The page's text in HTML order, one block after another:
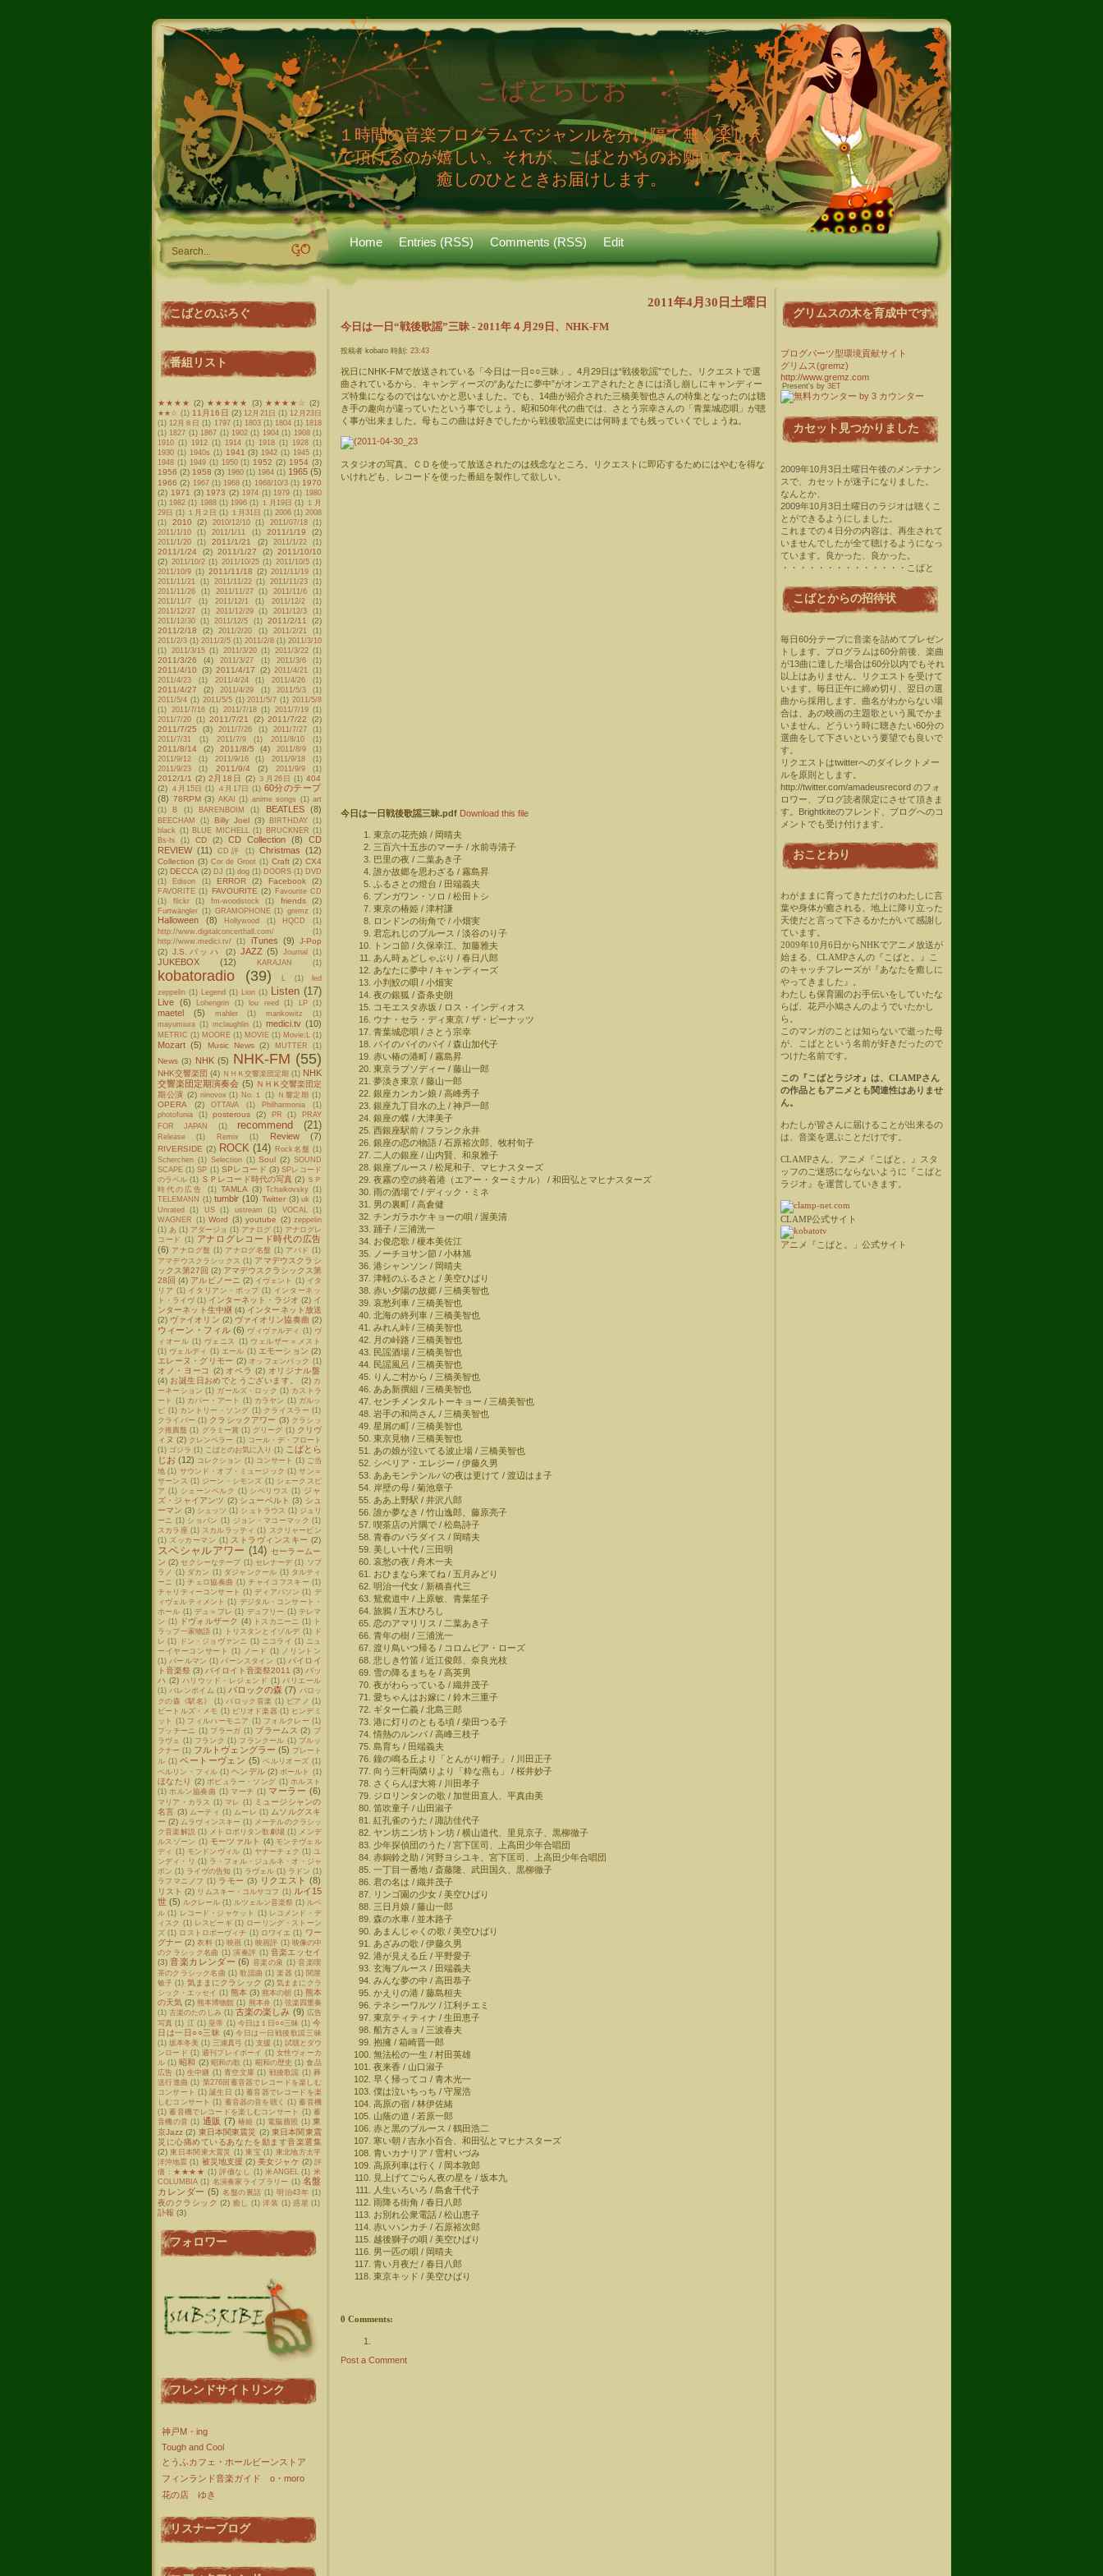
こばとらじお
１時間の音楽プログラムでジャンルを分け隔て無く楽しん
で頂けるのが嬉しい。それが、こばとからのお願いです。
癒しのひとときお届けします。
Home Entries (RSS) Comments (RSS) Edit
こばとのぶろぐ
番組リスト
★★★★ (2) ★★★★★ (3) ★★★★☆ (2)
★★☆ (1) 11月16日 (2) 12月21日 (1) 12月23日
(1) 12月８日 (1) 1797 (1) 1803 (1) 1804 (1) 1818
(1) 1827 (1) 1867 (1) 1902 (1) 1904 (1) 1908 (1)
1910 (1) 1912 (1) 1914 (1) 1918 (1) 1928 (1)
1930 (1) 1940s (1) 1941 (3) 1942 (1) 1945 (1)
1948 (1) 1949 (1) 1950 (1) 1952 (2) 1954 (3)
1956 (2) 1958 (3) 1960 (1) 1964 (1) 1965 (5)
1966 (2) 1967 (1) 1968 (1) 1968/10/3 (1) 1970
(2) 1971 (3) 1973 (2) 1974 (1) 1979 (1) 1980
(1) 1982 (1) 1988 (1) 1996 (1) １月19日 (1) １月
29日 (1) １月２日 (1) １月31日 (1) 2006 (1) 2008
(1)
2010 (2) 2010/12/10 (1) 2011/07/18
(1)
2011/1/10
(1) 2011/1/11 (1) 2011/1/19 (2)
2011/1/20 (1) 2011/1/21 (2) 2011/1/22 (1)
2011/1/24 (2) 2011/1/27 (2) 2011/10/10
(2) 2011/10/2 (1) 2011/10/25 (1) 2011/10/5 (1)
2011/10/9 (1) 2011/11/18 (2) 2011/11/19 (1)
2011/11/21
(1) 2011/11/22 (1) 2011/11/23
(1)
2011/11/26
(1) 2011/11/27 (1) 2011/11/6
(1)
2011/11/7
(1) 2011/12/1 (1) 2011/12/2
(1)
2011/12/27
(1) 2011/12/29 (1) 2011/12/3
(1)
2011/12/30
(1) 2011/12/5 (1) 2011/2/11
(2)
2011/2/18
(2) 2011/2/20 (1) 2011/2/21
(1)
2011/2/3 (1) 2011/2/5 (1) 2011/2/8 (1) 2011/3/10
(1) 2011/3/15 (1) 2011/3/20 (1) 2011/3/22 (1)
2011/3/26 (4) 2011/3/27 (1) 2011/3/6 (1)
2011/4/10 (3) 2011/4/17 (2) 2011/4/21
(1)
2011/4/23
(1) 2011/4/24 (1) 2011/4/26 (1)
2011/4/27 (2) 2011/4/29 (1) 2011/5/3
(1)
2011/5/4 (1) 2011/5/5 (1) 2011/5/7 (1) 2011/5/8
(1) 2011/7/16 (1) 2011/7/18 (1) 2011/7/19 (1)
2011/7/20 (1) 2011/7/21 (2) 2011/7/22
(2)
2011/7/25
(3) 2011/7/26 (1) 2011/7/27
(1)
2011/7/31
(1) 2011/7/9 (1) 2011/8/10 (1)
2011/8/14 (2) 2011/8/5 (4) 2011/8/9
(1)
2011/9/12
(1) 2011/9/16 (1) 2011/9/18
(1)
2011/9/23
(1) 2011/9/4 (2) 2011/9/9 (1)
2012/1/1 (2) 2月18日 (2) ３月26日 (1) 404
(2) ４月15日 (1) ４月17日 (1) 60分のテープ
(8) 78RPM (3) AKAI (1) anime songs (1) art
(1)
B (1) BARENBOIM (1) BEATLES (8)
BEECHAM (1) Billy Joel (3) BIRTHDAY (1)
black (1) BLUE MICHELL (1) BRUCKNER (1)
Bs-hi
(1) CD (2) CD Collection (8)
CD
REVIEW (11) CD評 (1) Christmas (12)
Collection (3) Cor de Groot (1) Craft (2) CX4
(2) DECCA (2) DJ (1) dog (1) DOORS (1) DVD
(1)
Edison (1) ERROR (2) Facebook (2)
FAVORITE (1) FAVOURITE (2) Favourite CD
(1)
flickr (1) fm-woodstock (1) friends (2)
Furtwängler (1) GRAMOPHONE (1) gremz (1)
Halloween (8) Hollywood (1) HQCD
(1)
http://www.digitalconcerthall.com/
(1)
http://www.medici.tv/
(1) iTunes (9)
J-Pop
(2) J.S.バッハ (2) JAZZ (5) Journal (1)
JUKEBOX (12) KARAJAN (1)
kobatoradio (39) (1)
led
zeppelin (1) Legend (1) Lion (1) Listen (17)
Live (6) Lohengrin (1) lou reed (1) LP (1)
maetel (5) mahler (1) mankowitz
(1)
mayumiura (1) mclaughlin (1) medici.tv (10)
METRIC (1) MOORE (1) MOVIE (1) Movie:L (1)
Mozart (5) Music News (2) MUTTER (1)
News (3) NHK (5) NHK-FM (55)
NHK交響楽団 (4) ＮＨＫ交響楽団定期 (1) NHK
交響楽団定期演奏会 (5) ＮＨＫ交響楽団定
期公演 (2) ninovox (1) No.１ (1) Ｎ響定期 (1)
OPERA (2) OTTAVA (1) Philharmonia
(1)
photofunia
(1) posterous (2) PR (1)
PRAY
FOR JAPAN
(1) recommend (21)
Release (1) Remix (1) Review (7)
RIVERSIDE (2) ROCK (14) Rock名盤 (1)
Scherchen (1) Selection (1) Soul (2) SOUND
SCAPE (1) SP (1) SPレコード (3) SPレコード
のラベル (1) ＳＰレコード時代の写真 (2) ＳＰ
時代の広告
(1) TAMLA (3) Tchaikovsky (1)
TELEMANN (1) tumblr (10) Twitter (3) uk (1)
Unrated
(1) US (1) ustream (1) VOCAL
(1)
WAGNER (1) Word (3) youtube (2) zeppelin
(1) あ (1) アダージョ (1) アナログ (1) アナログレ
コード (1) アナログレコード時代の広告
(6) アナログ盤 (1) アナログ名盤 (1) アバド (1)
アマデウスクラシックス (1) アマデウスクラシ
ックス第27回 (2) アマデウスクラシックス第
28回 (4) アルビノーニ (2) イヴェント (1) イタ
リア (1) イタリアン・ポップ (1) インターネッ
ト・ライヴ (1) インターネット・ラジオ (2) イ
ンターネット生中継 (4) インターネット放送
(2) ヴァイオリン (2) ヴァイオリン協奏曲 (2)
ウィーン・フィル (6) ヴィヴァルディ (1) ヴ
ィオール (1) ヴェニス (1) ウェルザー＝メスト
(1) ヴェルディ (1) エール (1) エモーション (2)
エレーヌ・グリモー (2) オッフェンバック (1)
オノ・ヨーコ (2) オペラ (2) オリジナル盤
(4) お誕生日おめでとうございます。 (2) カ
ーネーション (1) ガールズ・ロック (1) カストラ
ート (1) カバー・アート (1) カラヤン (1) ガルッ
ピ (1) カントリー・ソング (1) クライスラー (1)
クライバー (1) クラシックアワー (3) クラシッ
ク推薦盤 (1) グラミー賞 (1) グリーグ (1) クリヴ
ィヌ (2) クレンペラー (1) コール・デ・フロート
(1) ゴジラ (1) こばとのお気に入り (1) こばとら
じお (12) コレクション (1) コンサート (1) ご当
地 (1) サウンド・オブ・ミュージック (1) サン＝
サーンス (1) ジーン・シモンズ (1) シェークスピ
ア (1) シェーンベルク (1) シベリウス (1) ジャ
ズ・ジャイアンツ (2) シューベルト (3) シュ
ーマン (3) シュッツ (1) シュトラウス (1) ジュリ
ーニ
(1) ショパン (1) ジョン・マコーマック (1)
スカラ座 (1) スカルラッティ (1) スクリャービン
(1) ズッカーマン (1) ストラヴィンスキー (2)
スペシャルアワー (14) セーラームー
ン (2) セクシーなテープ (1) セレナーデ (1) ソプ
ラノ (1) ダカン (1) ダジャンクール (1) タルティ
ーニ
(1) チェロ協奏曲 (1) チャイコフスキー (1)
チャリティーコンサート (1) ディアパソン (1) デ
ィヴェルティメント (1) デジタル・コンサート・
ホール (1) デュ＝プレ (1) デュフリー (1) テレマ
ン (1) ドヴォルザーク (4) トスカニーニ (1) ト
ラップ一家物語 (1) トリスタンとイゾルデ (1)
ド
レ (1) ドン・ジョヴァンニ (1) ニコライ (1) ニュ
ーイヤーコンサート (1) ノード (1)
ノリントン
(1) パールマン (1) バーンスタイン (1) バイロイ
ト音楽祭 (3) バイロイト音楽祭2011 (3) バッ
ハ (2) ハリウッド・レジェンド (1) バリエール
(1) バレンボイム (1) バロックの森 (7) バロッ
クの森《駅名》
(1) バロック音楽 (1) ピアノ (1)
ビートルズ・メモ (1) ピリオド楽器 (1) ヒンデミ
ット
(1) フィルハーモニア (1) フォルクレー (1)
プッチーニ
(1) ブラーガ (1) ブラームス (2) ブ
ラヴェ (1) フランク (1) フランクール (1) ブルッ
クナー (1) フルトヴェングラー (5) プレート
ル (1) ベートーヴェン (5) ベルリオーズ (1)
ベルリン・フィル (1) ヘンデル (2) ボールト (1)
ほなたり (2) ポピュラー・ソング (1) ホルスト
(1) ホルン協奏曲 (1) マーチ (1) マーラー (6)
マリア・カラス (1) マレ (1)
ミュージシャンの
名言 (3) ムーティ (1) ムーレ (1) ムソルグスキ
ー (2) ムラヴィンスキー (1) メーテルのクラシッ
ク音楽解説 (1) メトロポリタン歌劇場 (1) メンデ
ルスゾーン (1) モーツァルト (4) モンテヴェル
ディ (1) モンドンヴィル (1) ヤナーチェク (1) ユ
ンディ・リ (1) ラ・フォル・ジュルネ・オ・ジャ
ポン (1) ライヴの告知 (1) ラヴェル (1) ラドン (1)
ラフマニノフ (1) ラモー (3) リクエスト (8)
リスト (2) リムスキー・コルサコフ (1) ルイ15
世 (5) ルクレール (1) ルツェルン音楽祭 (1) ルベ
ル (1) レコード・ジャケット (1) レコメンド・デ
ィスク (1) レスピーギ (1) ローリング・ストーン
ズ (1) ロストロポーヴィチ (1) ロワイエ (1) ワー
グナー (2) 衣料 (1) 映画 (1) 映画評 (1) 映像の中
のクラシック名曲 (1) 演奏評 (1) 音楽エッセイ
(3) 音楽カレンダー (6) 音楽の泉 (1) 音楽喫
茶のクラシック名曲 (1) 歌謡曲 (1) 楽器 (1) 関屋
敏子 (1) 気ままにクラシック (2) 気ままにクラ
シック・エッセイ (1) 熊本 (3) 熊本の朝 (1) 熊本
の天気 (2) 熊本博物館 (1) 熊本弁 (1) 弦楽四重奏
(1) 古楽のたのしみ (1) 古楽の楽しみ (9) 広告
写真 (1) 江 (1) 皇帝 (1) 今日は１日○○三昧 (1) 今
日は一日○○三昧 (4) 今日は一日戦後歌謡三昧
(1) 坂本冬美 (1) 三浦真弓 (1) 支援 (1) 試聴とダウ
ンロード (1) 週刊プレイボーイ (1) 女性ヴォーカ
ル (1) 昭和 (2) 昭和の歌 (1) 昭和の歴史 (1) 食品
広告 (1) 生中継 (1) 青空文庫 (1) 戦後歌謡 (1) 葬
送行進曲 (1) 第276回蓄音器でレコードを楽しむ
コンサート (1) 誕生日 (1) 蓄音器でレコードを楽
しむコンサート (1) 蓄音器の音を聴く (1) 蓄音機
(1) 蓄音機でレコードを楽しむコンサート (1) 蓄
音機の音 (1) 通販 (7) 椿姫 (1) 電脳萠照 (1) 東
京Jazz (2) 東日本関東震災 (2) 東日本関東震
災に心痛めているあなたを励ます音楽選集
(2) 東日本関東大震災 (1) 東宝 (1) 東北地方太平
洋沖地震 (1) 被災地支援 (2) 美女ジャケ (2) 評
価：★★★★ (1) 評価なし (1) 米ANGEL (1) 米
COLUMBIA (1) 名演奏家ライブラリー (1) 名盤
カレンダー (5) 名盤の裏話 (1) 明治43年 (1)
夜のクラシック (2) 癒し (1) 洋装 (1) 惑星 (1)
訃報 (3)
フォロワー
フレンドサイトリンク
神戸M・ing
Tough and Cool
とうふカフェ・ホールビーンストア
フィンランド音楽ガイド o・moro
花の店 ゆき
リスナーブログ
2011年4月30日土曜日
今日は一日“戦後歌謡”三昧 - 2011年４月29日、NHK-FM
投稿者 kobato 時刻: 23:43
祝日にNHK-FMで放送されている「今日は一日○○三昧」。4月29日は“戦後歌謡”でした。リクエストで選
曲されているから、キャンディーズの“あなたに夢中”がオンエアされたときには済し崩しにキャンディー
ズ特集になるのではないかと思いました。でも、14曲が紹介された三橋美智也さんの特集となったのは聴
き手の趣向が違っていたという事でしょう。昭和50年代の曲では、さとう宗幸さんの「青葉城恋唄」が聴
く事が出来ました。母もこの曲は好きでしたから戦後歌謡史には何時までも残っていくでしょうね。
スタジオの写真。ＣＤを使って放送されたのは残念なところ。リクエストに即応するためにはやむを得な
いけれども、レコードを使った番組を製作して欲しい。
今日は一日戦後歌謡三昧.pdf Download this file
東京の花売娘 / 岡晴夫
三百六十五歩のマーチ / 水前寺清子
巴里の夜 / 二葉あき子
誰か故郷を思わざる / 霧島昇
ふるさとの燈台 / 田端義夫
ブンガワン・ソロ / 松田トシ
東京の椿姫 / 津村謙
ロンドンの街角で / 小畑実
君忘れじのブルース / 淡谷のり子
トンコ節 / 久保幸江、加藤雅夫
あん時ぁどしゃぶり / 春日八郎
あなたに夢中 / キャンディーズ
小判鮫の唄 / 小畑実
夜の銀狐 / 斎条史朗
コモエスタ赤坂 / ロス・インディオス
ウナ・セラ・ディ東京 / ザ・ピーナッツ
青葉城恋唄 / さとう宗幸
パイのパイのパイ / 森山加代子
赤い椿の港町 / 霧島昇
東京ラプソディー / 藤山一郎
夢淡き東京 / 藤山一郎
銀座カンカン娘 / 高峰秀子
銀座九丁目水の上 / 神戸一郎
銀座の蝶 / 大津美子
西銀座駅前 / フランク永井
銀座の恋の物語 / 石原裕次郎、牧村旬子
二人の銀座 / 山内賢、和泉雅子
銀座ブルース / 松尾和子、マヒナスターズ
夜霧の空の終着港（エアー・ターミナル） / 和田弘とマヒナスターズ
雨の酒場で / ディック・ミネ
男の裏町 / 高倉健
チンガラホケキョーの唄 / 渥美清
踊子 / 三浦洸一
お俊恋歌 / 榎本美佐江
ノーチヨサン節 / 小林旭
港シャンソン / 岡晴夫
津軽のふるさと / 美空ひばり
赤い夕陽の故郷 / 三橋美智也
哀愁列車 / 三橋美智也
北海の終列車 / 三橋美智也
みれん峠 / 三橋美智也
月の峠路 / 三橋美智也
民謡酒場 / 三橋美智也
民謡風呂 / 三橋美智也
りんご村から / 三橋美智也
ああ新撰組 / 三橋美智也
センチメンタルトーキョー / 三橋美智也
岩手の和尚さん / 三橋美智也
星屑の町 / 三橋美智也
東京見物 / 三橋美智也
あの娘が泣いてる波止場 / 三橋美智也
シベリア・エレジー / 伊藤久男
ああモンテンルパの夜は更けて / 渡辺はま子
岸壁の母 / 菊池章子
ああ上野駅 / 井沢八郎
誰か夢なき / 竹山逸郎、藤原亮子
喫茶店の片隅で / 松島詩子
青春のパラダイス / 岡晴夫
美しい十代 / 三田明
哀愁の夜 / 舟木一夫
おひまなら来てね / 五月みどり
明治一代女 / 新橋喜代三
鴛鴦道中 / 上原敏、青葉笙子
旅鴉 / 五木ひろし
恋のアマリリス / 二葉あき子
青年の樹 / 三浦洸一
渡り鳥いつ帰る / コロムビア・ローズ
悲しき竹笛 / 近江俊郎、奈良光枝
雪の降るまちを / 高英男
夜がわらっている / 織井茂子
愛ちゃんはお嫁に / 鈴木三重子
ギター仁義 / 北島三郎
港に灯りのともる頃 / 柴田つる子
情熱のルンバ / 高峰三枝子
島育ち / 田端義夫
鐘の鳴る丘より「とんがり帽子」 / 川田正子
向う三軒両隣りより「粋な燕も」 / 桜井妙子
さくらんぼ大将 / 川田孝子
ジロリンタンの歌 / 加世田直人、平真由美
笛吹童子 / 山田淑子
紅孔雀のうた / 諏訪佳代子
ヤン坊ニン坊トン坊 / 横山道代、里見京子、黒柳徹子
少年探偵団のうた / 宮下匡司、上高田少年合唱団
赤銅鈴之助 / 河野ヨシユキ、宮下匡司、上高田少年合唱団
一丁目一番地 / 斎藤隆、武田国久、黒柳徹子
君の名は / 織井茂子
リンゴ園の少女 / 美空ひばり
三日月娘 / 藤山一郎
森の水車 / 並木路子
あまんじゃくの歌 / 美空ひばり
あざみの歌 / 伊藤久男
港が見える丘 / 平野愛子
玄海ブルース / 田端義夫
みんな夢の中 / 高田恭子
かえりの港 / 藤島桓夫
テネシーワルツ / 江利チエミ
東京ティティナ / 生田恵子
船方さんョ / 三波春夫
抱擁 / 箱崎晋一郎
無法松の一生 / 村田英雄
夜来香 / 山口淑子
早く帰ってコ / 青木光一
僕は泣いちっち / 守屋浩
高原の宿 / 林伊佐緒
山蔭の道 / 若原一郎
赤と黒のブルース / 鶴田浩二
寒い朝 / 吉永小百合、和田弘とマヒナスターズ
青いカナリア / 雪村いづみ
高原列車は行く / 岡本敦郎
見上げてごらん夜の星を / 坂本九
人生いろいろ / 島倉千代子
雨降る街角 / 春日八郎
お別れ公衆電話 / 松山恵子
赤いハンカチ / 石原裕次郎
越後獅子の唄 / 美空ひばり
男一匹の唄 / 岡晴夫
青い月夜だ / 春日八郎
東京キッド / 美空ひばり
0 Comments:
Post a Comment
グリムスの木を育成中です
ブログパーツ型環境貢献サイト
グリムス(gremz)
http://www.gremz.com
Present's by 3ET
カセット見つかりました
2009年10月3日土曜日午後のメンテナン
スで、カセットが迷子になりました。
なんとか、
2009年10月3日土曜日のラジオは聴くこ
とができるようにしました。
これまでの４日分の内容は、再生されて
いませんでしたが全て聴けるようになっ
ています。良かった、良かった。
・・・・・・・・・・・・・・こばと
こばとからの招待状
毎日60分テープに音楽を詰めてプレゼン
トします。プログラムは60分前後、楽曲
が13曲に達した場合は60分以内でもそれ
以上はありません。リクエストを受けて
います。毎日正午に締め切り、翌日の選
曲から採用します。曲名がわからない場
合は、あの映画の主題歌という風でかま
いません。どういう時に聴きたい60分の
選曲をして下さいという要望でも良いで
す。
リクエストはtwitterへのダイレクトメー
ルを原則とします。
http://twitter.com/amadeusrecord のフォ
ロワー、ブログ読者限定にさせて頂きま
す。Brightkiteのフレンド、ブログへのコ
メントでも受け付けます。
おことわり
わがままに育ってきただけのわたしに言
葉や身体が癒される、地上に降り立った
天使だと言って下さるかたがいて感謝し
ています。
2009年10月6日からNHKでアニメ放送が
始まる、CLAMPさんの『こばと。』こ
のキャッチフレーズが『あなたを癒しに
やってきました』。
わたしも保育園のお手伝いをしていたな
らば、花戸小鳩さんのようでいたかし
ら。
このマンガのことは知らないで逝った母
が、こばとという名前が好きだったので
つけた名前です。
この『こばとラジオ』は、CLAMPさん
の作品ともアニメとも関連性はありませ
ん。
わたしが皆さんに届けることが出来るの
は、音楽を選ぶことだけです。
CLAMPさん、アニメ『こばと。』スタ
ッフのご迷惑にならないように『こばと
ラジオ』を運営していきます。
CLAMP公式サイト
アニメ『こばと。」公式サイト